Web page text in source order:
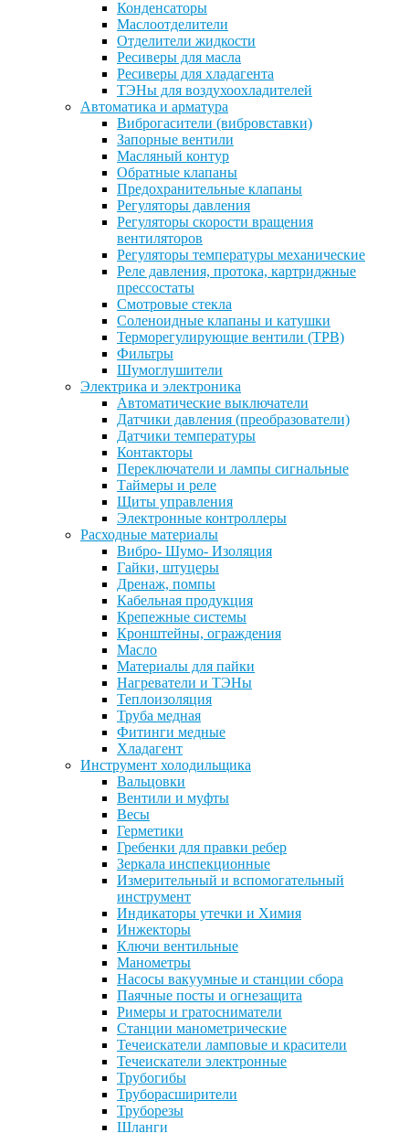
Конденсаторы
Маслоотделители
Отделители жидкости
Ресиверы для масла
Ресиверы для хладагента
ТЭНы для воздухоохладителей
Автоматика и арматура
Виброгасители (вибровставки)
Запорные вентили
Масляный контур
Обратные клапаны
Предохранительные клапаны
Регуляторы давления
Регуляторы скорости вращения
вентиляторов
Регуляторы температуры механические
Реле давления, протока, картриджные
прессостаты
Смотровые стекла
Соленоидные клапаны и катушки
Терморегулирующие вентили (ТРВ)
Фильтры
Шумоглушители
Электрика и электроника
Автоматические выключатели
Датчики давления (преобразователи)
Датчики температуры
Контакторы
Переключатели и лампы сигнальные
Таймеры и реле
Щиты управления
Электронные контроллеры
Расходные материалы
Вибро- Шумо- Изоляция
Гайки, штуцеры
Дренаж, помпы
Кабельная продукция
Крепежные системы
Кронштейны, ограждения
Масло
Материалы для пайки
Нагреватели и ТЭНы
Теплоизоляция
Труба медная
Фитинги медные
Хладагент
Инструмент холодильщика
Вальцовки
Вентили и муфты
Весы
Герметики
Гребенки для правки ребер
Зеркала инспекционные
Измерительный и вспомогательный
инструмент
Индикаторы утечки и Химия
Инжекторы
Ключи вентильные
Манометры
Насосы вакуумные и станции сбора
Паячные посты и огнезащита
Римеры и гратосниматели
Станции манометрические
Течеискатели ламповые и красители
Течеискатели электронные
Трубогибы
Труборасширители
Труборезы
Шланги